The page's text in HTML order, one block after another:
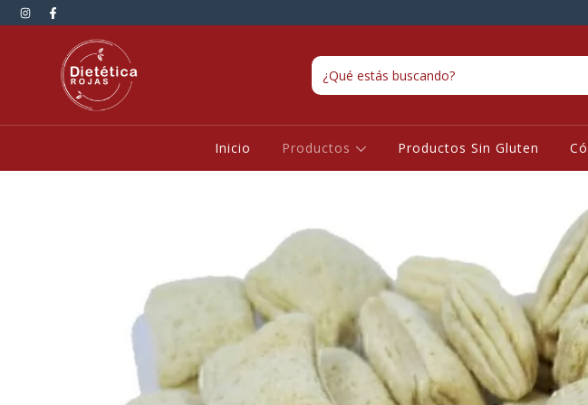
Inicio Productos Productos Sin Gluten